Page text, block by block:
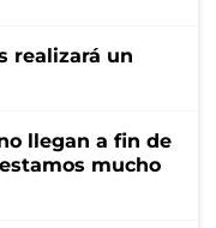
realizará un
llegan a fin de
mucho